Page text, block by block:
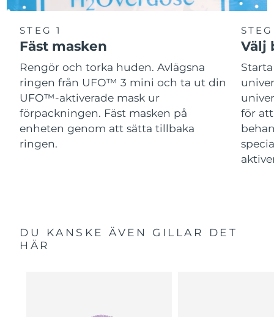
STEG 1
Fäst masken
Rengör och torka huden. Avlägsna
ringen från UFO™ 3 mini och ta ut din
UFO™-aktiverade mask ur
förpackningen. Fäst masken på
enheten genom att sätta tillbaka
ringen.
Välj
för
DU KANSKE ÄVEN GILLAR DET
HÄR